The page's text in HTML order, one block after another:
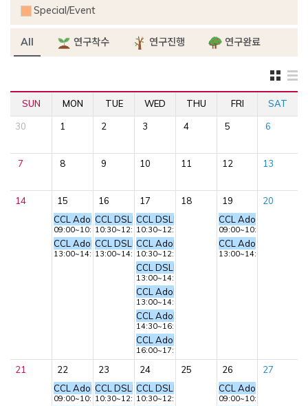
Special/Event
All 연구착수 연구진행 연구완료
SUN MON TUE WED THU FRI SAT
30 1 2 3 4 5 6
7 8 9 10 11 12 13
14
15
CCL Adobe Premiere 교육 - 동영상 편집
09:00~10:30
CCL Adobe Premiere 교육 - 사진 스틸 작업
13:00~14:30
16
CCL DSLR 카메라 교육 – 기초 촬영
10:30~12:00
CCL DSLR 카메라 교육 – 심화 촬영
13:00~14:30
17
CCL DSLR 카메라 교육 – 기초 촬영
10:30~12:00
CCL Adobe Photoshop 교육 - 기본 툴 익히
10:30~12:00
CCL DSLR 카메라 교육 – 심화 촬영
13:00~14:30
CCL Adobe Photoshop 교육 - 기본 툴 익히
13:00~14:30
CCL Adobe Photoshop 교육 – 기본 툴 익히
14:30~16:00
CCL Adobe Photoshop 교육 – 기본 툴 익히
16:00~17:30
18
19
CCL Adobe Premiere
09:00~10:30
CCL Adobe Premiere
13:00~14:30
20
21
22
CCL Adobe Premiere 교육 - 동영상 편집
09:00~10:30
23
CCL DSLR 카메라 교육 – 기초 촬영
10:30~12:00
24
CCL DSLR 카메라 교육 – 기초 촬영
10:30~12:00
25
26
CCL Adobe Premiere
09:00~10:30
27